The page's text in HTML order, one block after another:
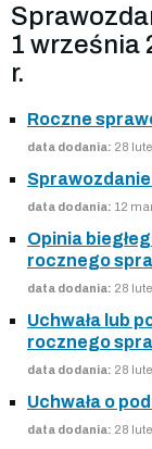
1 września
r.
Roczne
data dodania: 28
data dodania: 12
Opinia
rocznego
data dodania: 28
Uchwała lub
rocznego
data dodania: 28
Uchwała o
data dodania: 28